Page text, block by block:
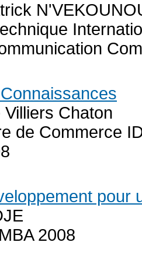
Chaton
de Commerce
pour
2008